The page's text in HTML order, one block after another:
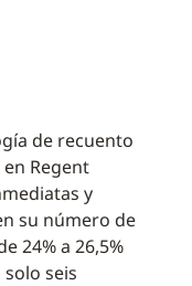
de recuento
Regent
y
su número de
24% a 26,5%
seis